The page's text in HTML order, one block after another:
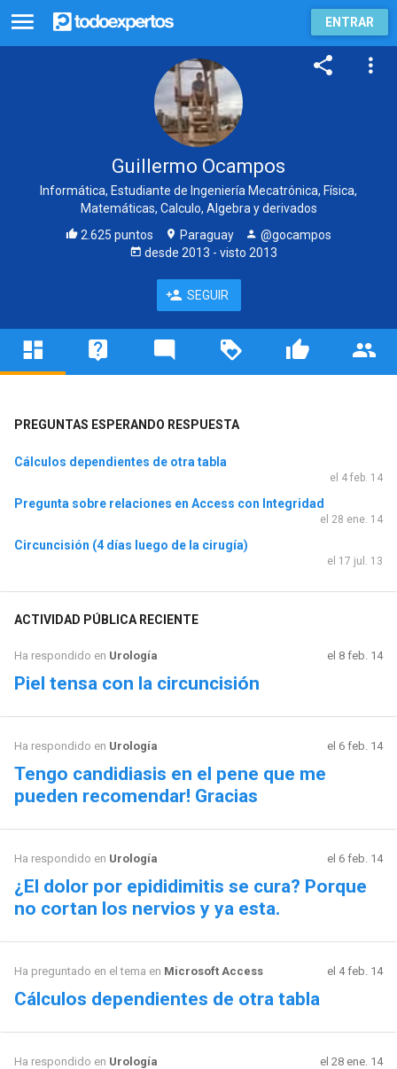
ENTRAR
Guillermo Ocampos
Informática, Estudiante de Ingeniería Mecatrónica, Física,
Matemáticas, Calculo, Algebra y derivados
2.625 puntos
Paraguay
@gocampos
desde 2013 - visto 2013
SEGUIR
PREGUNTAS ESPERANDO RESPUESTA
Cálculos dependientes de otra tabla
el 4 feb. 14
Pregunta sobre relaciones en Access con Integridad
el 28 ene. 14
Circuncisión (4 días luego de la cirugía)
el 17 jul. 13
ACTIVIDAD PÚBLICA RECIENTE
Ha respondido en Urología el 8 feb. 14
Piel tensa con la circuncisión
Ha respondido en Urología el 6 feb. 14
Tengo candidiasis en el pene que me
pueden recomendar! Gracias
Ha respondido en Urología el 6 feb. 14
¿El dolor por epididimitis se cura? Porque
no cortan los nervios y ya esta.
Ha preguntado en el tema en Microsoft Access el 4 feb. 14
Cálculos dependientes de otra tabla
Ha respondido en Urología el 28 ene. 14